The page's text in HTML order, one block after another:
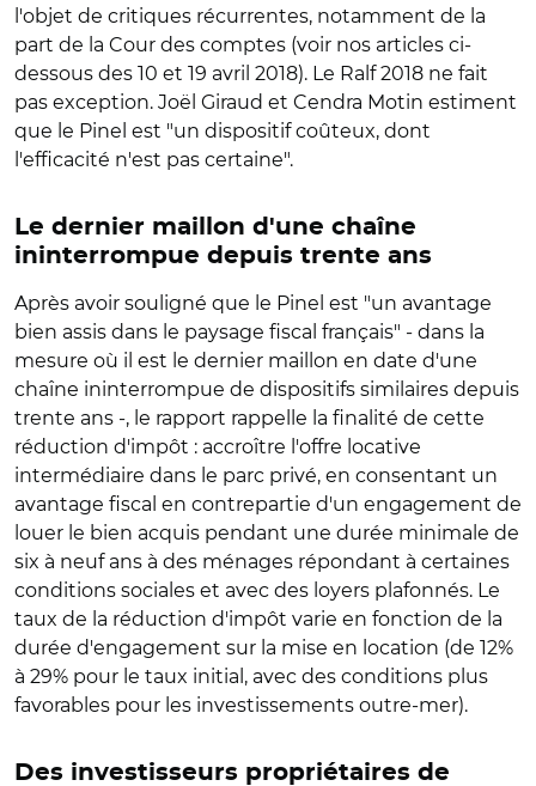
l'objet de critiques récurrentes, notamment de la
part de la Cour des comptes (voir nos articles ci-
dessous des 10 et 19 avril 2018). Le Ralf 2018 ne fait
pas exception. Joël Giraud et Cendra Motin estiment
que le Pinel est "un dispositif coûteux, dont
l'efficacité n'est pas certaine".
Le dernier maillon d'une chaîne
ininterrompue depuis trente ans
Après avoir souligné que le Pinel est "un avantage
bien assis dans le paysage fiscal français" - dans la
mesure où il est le dernier maillon en date d'une
chaîne ininterrompue de dispositifs similaires depuis
trente ans -, le rapport rappelle la finalité de cette
réduction d'impôt : accroître l'offre locative
intermédiaire dans le parc privé, en consentant un
avantage fiscal en contrepartie d'un engagement de
louer le bien acquis pendant une durée minimale de
six à neuf ans à des ménages répondant à certaines
conditions sociales et avec des loyers plafonnés. Le
taux de la réduction d'impôt varie en fonction de la
durée d'engagement sur la mise en location (de 12%
à 29% pour le taux initial, avec des conditions plus
favorables pour les investissements outre-mer).
Des investisseurs propriétaires de